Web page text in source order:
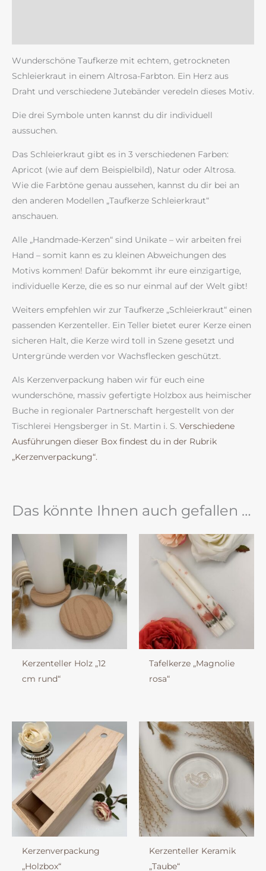
Wunderschöne Taufkerze mit echtem, getrockneten
Schleierkraut in einem Altrosa-Farbton. Ein Herz aus
Draht und verschiedene Jutebänder veredeln dieses Motiv.
Die drei Symbole unten kannst du dir individuell
aussuchen.
Das Schleierkraut gibt es in 3 verschiedenen Farben:
Apricot (wie auf dem Beispielbild), Natur oder Altrosa.
Wie die Farbtöne genau aussehen, kannst du dir bei an
den anderen Modellen „Taufkerze Schleierkraut“
anschauen.
Alle „Handmade-Kerzen“ sind Unikate – wir arbeiten frei
Hand – somit kann es zu kleinen Abweichungen des
Motivs kommen! Dafür bekommt ihr eure einzigartige,
individuelle Kerze, die es so nur einmal auf der Welt gibt!
Weiters empfehlen wir zur Taufkerze „Schleierkraut“ einen
passenden Kerzenteller. Ein Teller bietet eurer Kerze einen
sicheren Halt, die Kerze wird toll in Szene gesetzt und
Untergründe werden vor Wachsflecken geschützt.
Als Kerzenverpackung haben wir für euch eine
wunderschöne, massiv gefertigte Holzbox aus heimischer
Buche in regionaler Partnerschaft hergestellt von der
Tischlerei Hengsberger in St. Martin i. S. Verschiedene
Ausführungen dieser Box findest du in der Rubrik
„Kerzenverpackung“.
Das könnte Ihnen auch gefallen …
Kerzenteller Holz „12
cm rund“
Tafelkerze „Magnolie
rosa“
Kerzenverpackung
„Holzbox“
Kerzenteller Keramik
„Taube“